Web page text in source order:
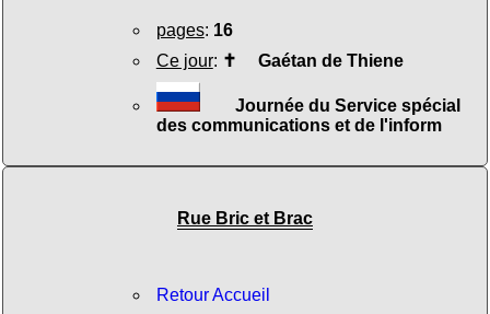
pages: 16
Ce jour: ✝ Gaétan de Thiene
Journée du Service spécial
des communications et de l'inform
Rue Bric et Brac
Retour Accueil